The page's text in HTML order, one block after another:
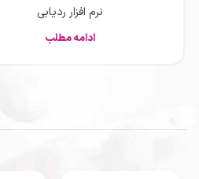
ردیاب یا جی پی اس
ادامه مطلب